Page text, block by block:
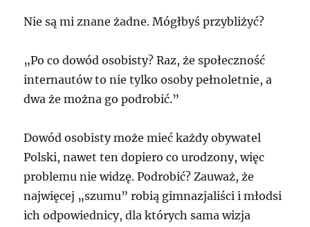
Nie są mi znane żadne. Mógłbyś przybliżyć?
„Po co dowód osobisty? Raz, że społeczność
internautów to nie tylko osoby pełnoletnie, a
dwa że można go podrobić.”
Dowód osobisty może mieć każdy obywatel
Polski, nawet ten dopiero co urodzony, więc
problemu nie widzę. Podrobić? Zauważ, że
najwięcej „szumu” robią gimnazjaliści i młodsi
ich odpowiednicy, dla których sama wizja